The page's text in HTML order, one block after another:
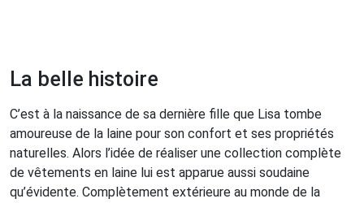
La belle histoire
C’est à la naissance de sa dernière fille que Lisa tombe
amoureuse de la laine pour son confort et ses propriétés
naturelles. Alors l’idée de réaliser une collection complète
de vêtements en laine lui est apparue aussi soudaine
qu’évidente. Complètement extérieure au monde de la